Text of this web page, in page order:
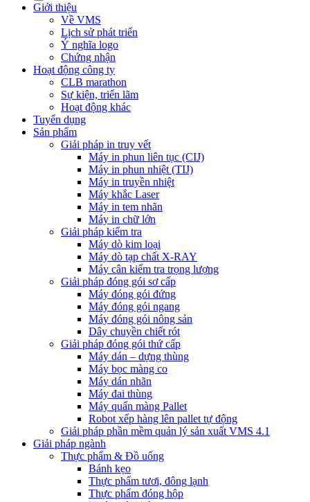
Giới thiệu
Về VMS
Lịch sử phát triển
Ý nghĩa logo
Chứng nhận
Hoạt động công ty
CLB marathon
Sự kiện, triển lãm
Hoạt động khác
Tuyển dụng
Sản phẩm
Giải pháp in truy vết
Máy in phun liên tục (CIJ)
Máy in phun nhiệt (TIJ)
Máy in truyền nhiệt
Máy khắc Laser
Máy in tem nhãn
Máy in chữ lớn
Giải pháp kiểm tra
Máy dò kim loại
Máy dò tạp chất X-RAY
Máy cân kiểm tra trọng lượng
Giải pháp đóng gói sơ cấp
Máy đóng gói đứng
Máy đóng gói ngang
Máy đóng gói nông sản
Dây chuyền chiết rót
Giải pháp đóng gói thứ cấp
Máy dán – dựng thùng
Máy bọc màng co
Máy dán nhãn
Máy đai thùng
Máy quấn màng Pallet
Robot xếp hàng lên pallet tự động
Giải pháp phần mềm quản lý sản xuất VMS 4.1
Giải pháp ngành
Thực phẩm & Đồ uống
Bánh kẹo
Thực phẩm tươi, đông lạnh
Thực phẩm đóng hộp